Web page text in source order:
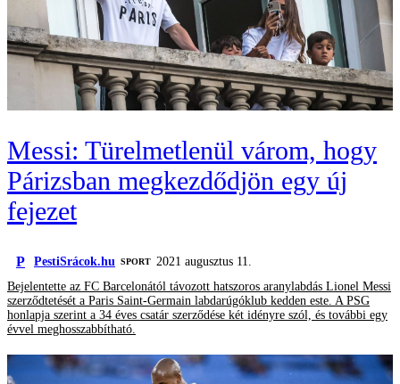
Messi: Türelmetlenül várom, hogy
Párizsban megkezdődjön egy új
fejezet
P PestiSrácok.hu SPORT 2021 augusztus 11.
Bejelentette az FC Barcelonától távozott hatszoros aranylabdás Lionel Messi
szerződtetését a Paris Saint-Germain labdarúgóklub kedden este. A PSG
honlapja szerint a 34 éves csatár szerződése két idényre szól, és további egy
évvel meghosszabbítható.